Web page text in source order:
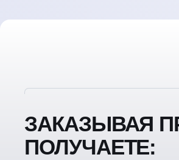
ЗАКАЗЫВАЯ
ПОЛУЧАЕТЕ: